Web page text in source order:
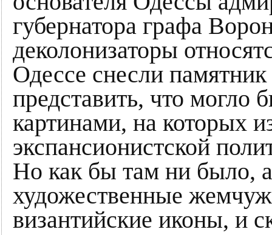
губернатора графа
деколонизаторы
Одессе снесли
представить, что могло
картинами, на которых
экспансионистской
Но как бы там ни было,
художественные
византийские иконы, и